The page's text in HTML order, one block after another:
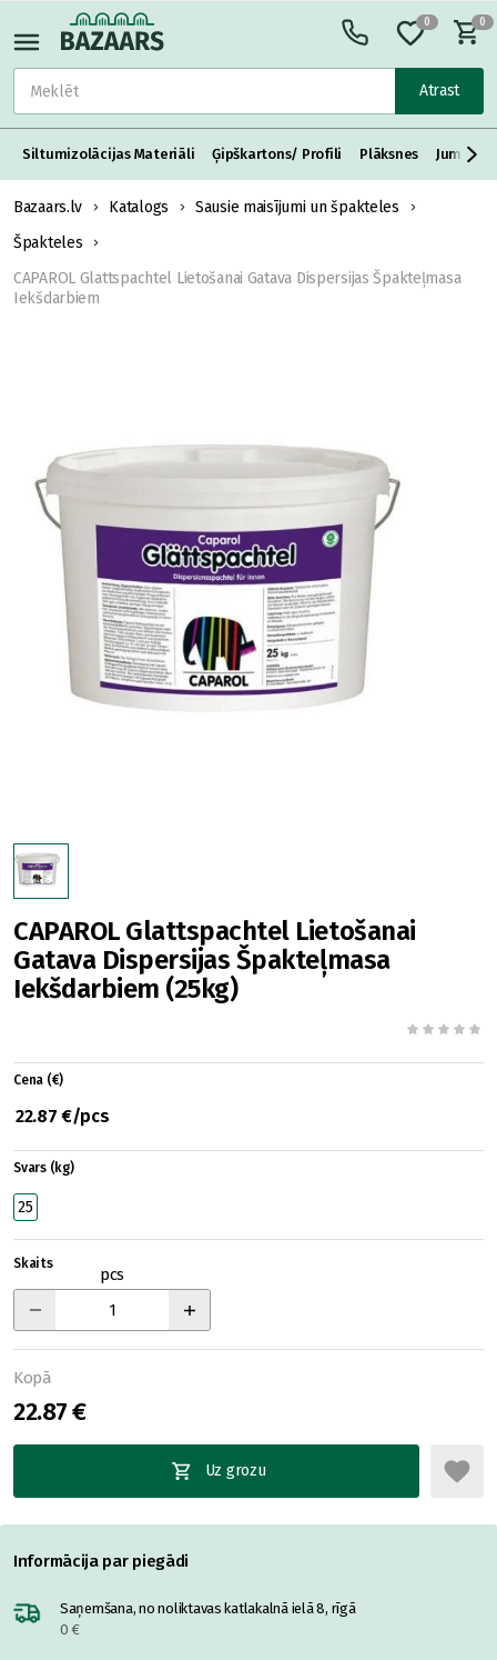
Atrast
0 0
Siltumizolācijas Materiāli Ģipškartons/ Profili Plāksnes Jumta
Bazaars.lv Katalogs
Sausie maisījumi un špakteles
Špakteles
CAPAROL Glattspachtel Lietošanai Gatava Dispersijas Špakteļmasa
Iekšdarbiem
CAPAROL Glattspachtel Lietošanai
Gatava Dispersijas Špakteļmasa
Iekšdarbiem (25kg)
Cena (€)
22.87 €/pcs
Svars (kg)
25
Skaits
pcs
Kopā
22.87 €
Uz grozu
Informācija par piegādi
Saņemšana, no noliktavas katlakalnā ielā 8, rīgā
0 €